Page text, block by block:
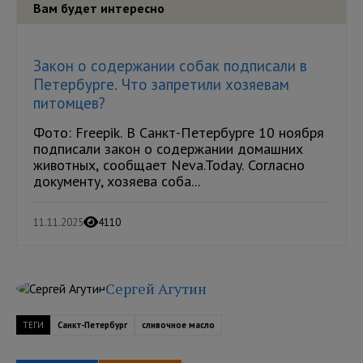
Вам будет интересно
Закон о содержании собак подписали в
Петербурге. Что запретили хозяевам
питомцев?
Фото: Freepik. В Санкт-Петербурге 10 ноября
подписали закон о содержании домашних
животных, сообщает Neva.Today. Согласно
документу, хозяева соба...
11.11.2025 4110
Сергей Агутин
ТЕГИ Санкт-Петербург сливочное масло